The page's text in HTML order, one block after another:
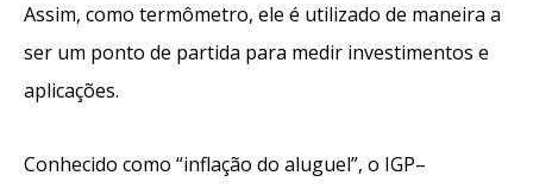
Assim, como termômetro, ele é utilizado de maneira a
ser um ponto de partida para medir investimentos e
aplicações.
Conhecido como “inflação do aluguel”, o IGP–